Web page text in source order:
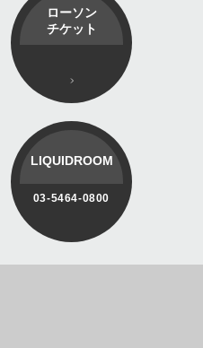
ローソン
チケット
LIQUIDROOM
03-5464-0800